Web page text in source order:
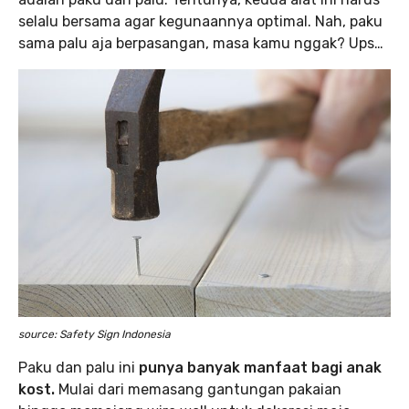
selalu bersama agar kegunaannya optimal. Nah, paku
sama palu aja berpasangan, masa kamu nggak? Ups…
source: Safety Sign Indonesia
Paku dan palu ini punya banyak manfaat bagi anak
kost. Mulai dari memasang gantungan pakaian